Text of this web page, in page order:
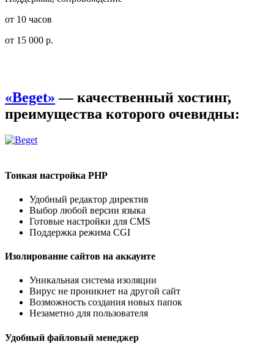
от 10 часов
от 15 000 р.
«Beget» — качественный хостинг,
преимущества которого очевидны:
Тонкая настройка PHP
Удобный редактор директив
Выбор любой версии языка
Готовые настройки для CMS
Поддержка режима CGI
Изолирование сайтов на аккаунте
Уникальная система изоляции
Вирус не проникнет на другой сайт
Возможность создания новых папок
Незаметно для пользователя
Удобный файловый менеджер